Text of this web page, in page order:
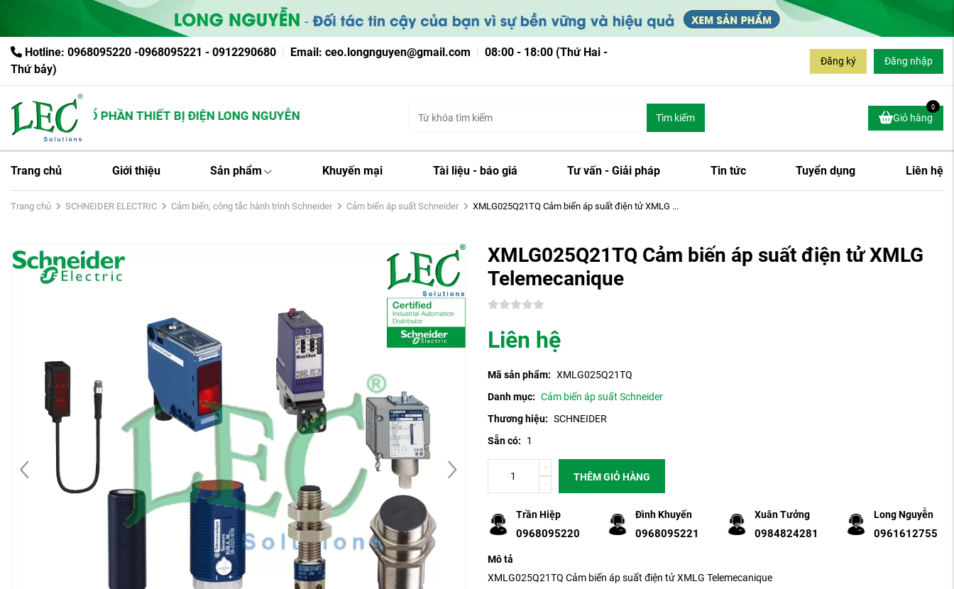
Hotline: 0968095220 -0968095221 - 0912290680 Email: ceo.longnguyen@gmail.com
08:00 - 18:00 (Thứ Hai -
Thứ bảy)
Đăng ký Đăng nhập
CÔNG TY CỔ PHẦN THIẾT BỊ ĐIỆN LONG NGUYỄN Tìm kiếm Giỏ hàng
0
Trang chủ Giới thiệu Sản phẩm Khuyến mại Tài liệu - báo giá Tư vấn - Giải pháp Tin tức Tuyển dụng Liên hệ
Trang chủ SCHNEIDER ELECTRIC Cảm biến, công tắc hành trình Schneider Cảm biến áp suất Schneider XMLG025Q21TQ Cảm biến áp suất điện tử XMLG ...
XMLG025Q21TQ Cảm biến áp suất điện tử XMLG
Telemecanique
Liên hệ
Mã sản phẩm: XMLG025Q21TQ
Danh mục: Cảm biến áp suất Schneider
Thương hiệu: SCHNEIDER
Sẵn có:
1
THÊM GIỎ HÀNG
Trần Hiệp
0968095220
Đình Khuyến
0968095221
Xuân Tưởng
0984824281
Long Nguyễn
0961612755
Mô tả
XMLG025Q21TQ Cảm biến áp suất điện tử XMLG Telemecanique